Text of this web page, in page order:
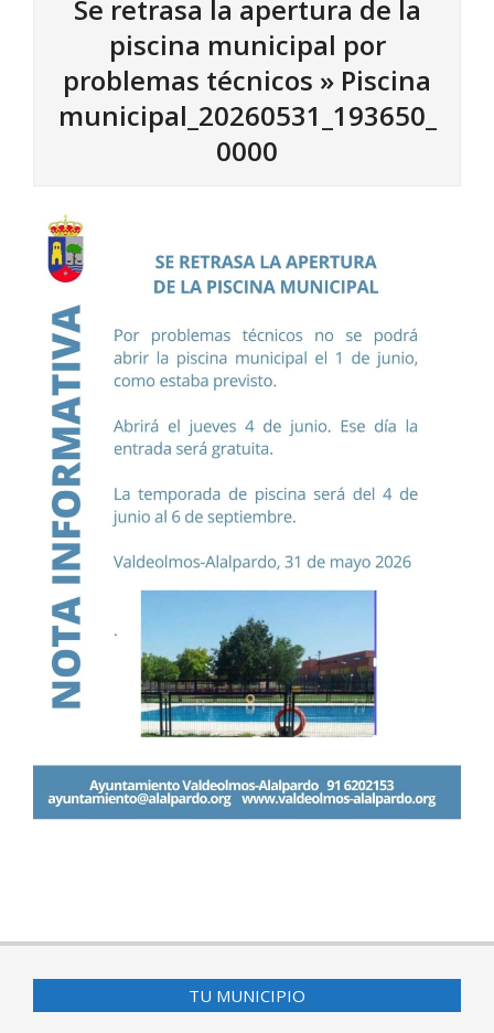
Se retrasa la apertura de la
piscina municipal por
problemas técnicos » Piscina
municipal_20260531_193650_
0000
TU MUNICIPIO